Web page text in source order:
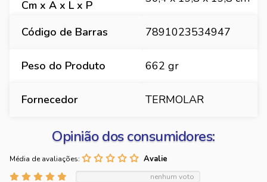
Cm x A x L x P
Código de Barras 7891023534947
Peso do Produto 662 gr
Fornecedor TERMOLAR
Opinião dos consumidores:
Média de avaliações:
nenhum voto